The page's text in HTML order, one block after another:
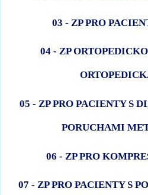
03 - ZP PRO
04 - ZP
05 - ZP PRO PACIENTY S
PORUCHAMI
06 - ZP PRO
07 - ZP PRO PACIENTY S